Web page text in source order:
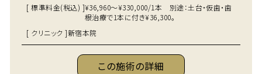
[ 標準料金(税込) ]¥36,960～¥330,000/1本 別途：土台・仮歯・歯
根治療で1本に付き¥36,300。
[ クリニック ]新宿本院
この施術の詳細